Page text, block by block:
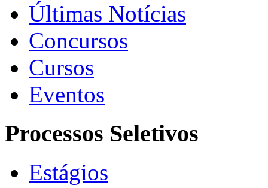
Últimas Notícias
Concursos
Cursos
Eventos
Processos Seletivos
Estágios